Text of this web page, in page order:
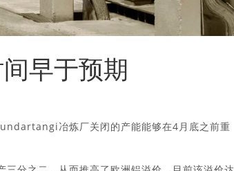
早于预期
冶炼厂关闭的产能能够在4月底之前重